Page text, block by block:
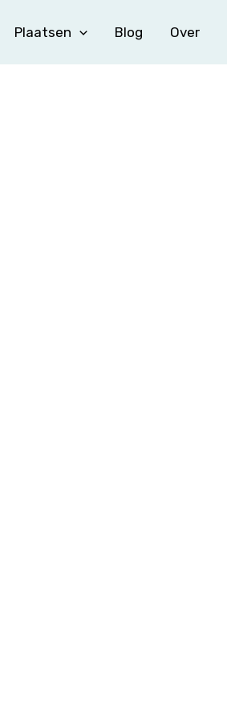
Plaatsen Blog Over